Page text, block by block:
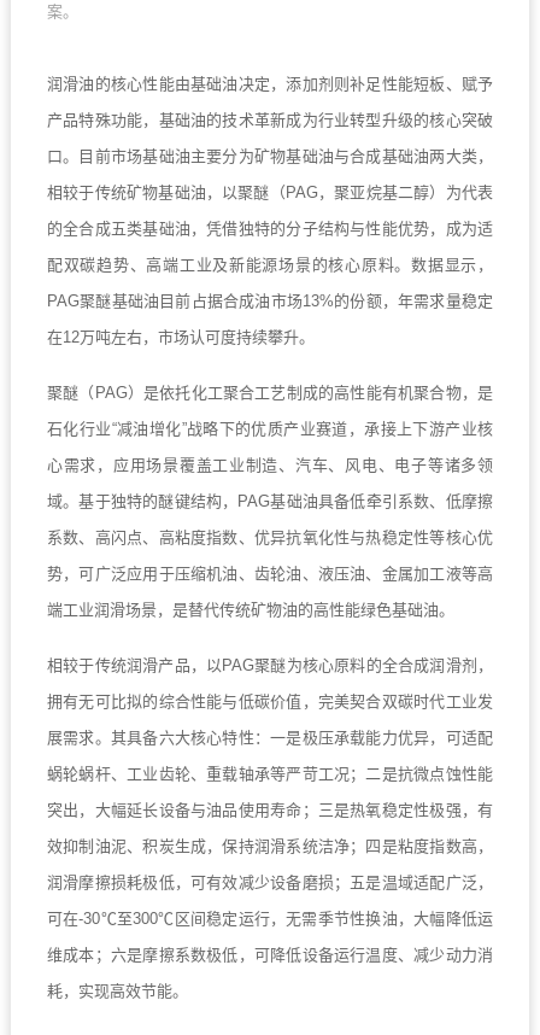
案。
润滑油的核心性能由基础油决定，添加剂则补足性能短板、赋予
产品特殊功能，基础油的技术革新成为行业转型升级的核心突破
口。目前市场基础油主要分为矿物基础油与合成基础油两大类，
相较于传统矿物基础油，以聚醚（PAG，聚亚烷基二醇）为代表
的全合成五类基础油，凭借独特的分子结构与性能优势，成为适
配双碳趋势、高端工业及新能源场景的核心原料。数据显示，
PAG聚醚基础油目前占据合成油市场13%的份额，年需求量稳定
在12万吨左右，市场认可度持续攀升。
聚醚（PAG）是依托化工聚合工艺制成的高性能有机聚合物，是
石化行业“减油增化”战略下的优质产业赛道，承接上下游产业核
心需求，应用场景覆盖工业制造、汽车、风电、电子等诸多领
域。基于独特的醚键结构，PAG基础油具备低牵引系数、低摩擦
系数、高闪点、高粘度指数、优异抗氧化性与热稳定性等核心优
势，可广泛应用于压缩机油、齿轮油、液压油、金属加工液等高
端工业润滑场景，是替代传统矿物油的高性能绿色基础油。
相较于传统润滑产品，以PAG聚醚为核心原料的全合成润滑剂，
拥有无可比拟的综合性能与低碳价值，完美契合双碳时代工业发
展需求。其具备六大核心特性：一是极压承载能力优异，可适配
蜗轮蜗杆、工业齿轮、重载轴承等严苛工况；二是抗微点蚀性能
突出，大幅延长设备与油品使用寿命；三是热氧稳定性极强，有
效抑制油泥、积炭生成，保持润滑系统洁净；四是粘度指数高，
润滑摩擦损耗极低，可有效减少设备磨损；五是温域适配广泛，
可在-30℃至300℃区间稳定运行，无需季节性换油，大幅降低运
维成本；六是摩擦系数极低，可降低设备运行温度、减少动力消
耗，实现高效节能。